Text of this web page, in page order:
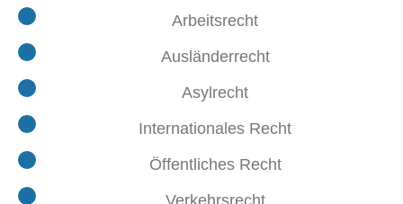
Arbeitsrecht
Ausländerrecht
Asylrecht
Internationales Recht
Öffentliches Recht
Verkehrsrecht